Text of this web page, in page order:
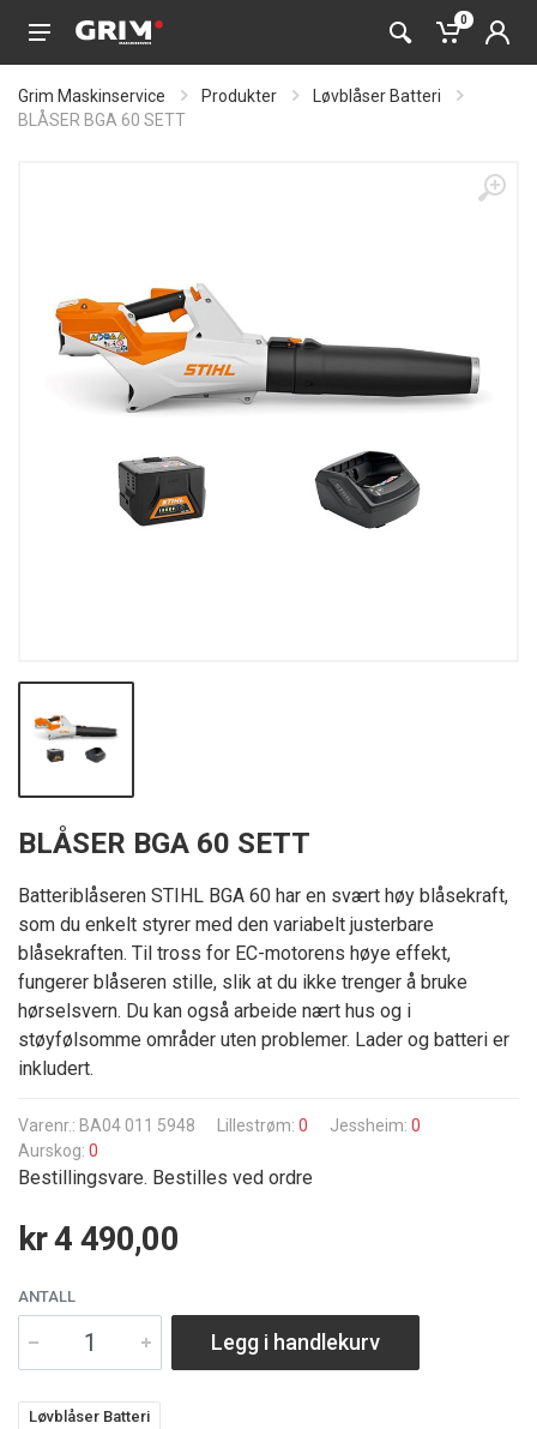
0
Grim Maskinservice Produkter
Løvblåser Batteri
BLÅSER BGA 60 SETT
BLÅSER BGA 60 SETT
Batteriblåseren STIHL BGA 60 har en svært høy blåsekraft,
som du enkelt styrer med den variabelt justerbare
blåsekraften. Til tross for EC-motorens høye effekt,
fungerer blåseren stille, slik at du ikke trenger å bruke
hørselsvern. Du kan også arbeide nært hus og i
støyfølsomme områder uten problemer. Lader og batteri er
inkludert.
Varenr.: BA04 011 5948 Lillestrøm: 0 Jessheim: 0
Aurskog: 0
Bestillingsvare. Bestilles ved ordre
kr 4 490,00
ANTALL
Legg i handlekurv
Løvblåser Batteri